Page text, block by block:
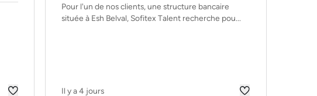
Pour l'un de nos clients, une structure bancaire
située à Esh Belval, Sofitex Talent recherche pou...
Il y a 4 jours